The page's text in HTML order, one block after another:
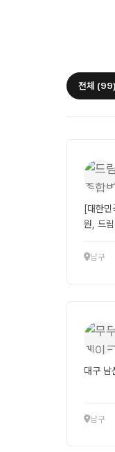
전체 (99)
[대한
원, 드
남구
대구 남
남구